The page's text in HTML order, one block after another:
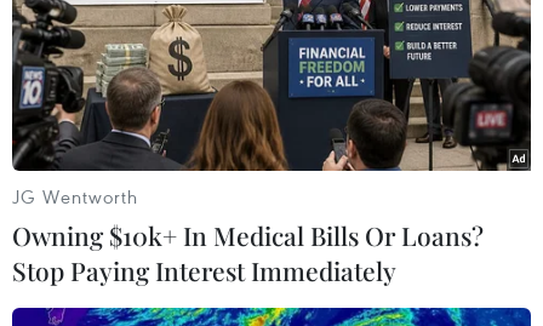
Thăn bò và thịt viên tẩm càphê espresso. (Ảnh: CTV/Vietnam+)
JG Wentworth
Owning $10k+ In Medical Bills Or Loans?
Stop Paying Interest Immediately